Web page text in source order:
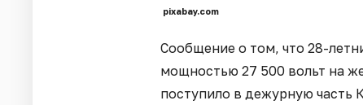
pixabay.com
Сообщение о том, что 28-
мощностью 27 500 вольт на
поступило в дежурную